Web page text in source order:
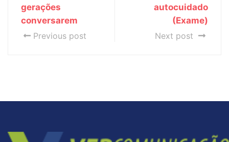
gerações
conversarem
Previous post
autocuidado
(Exame)
Next post